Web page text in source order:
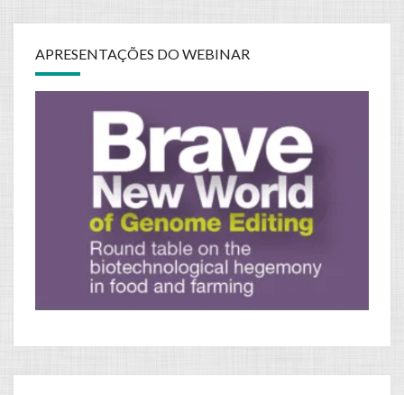
APRESENTAÇÕES DO WEBINAR